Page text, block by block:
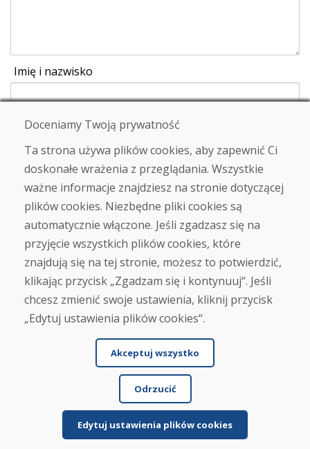
Imię i nazwisko
E-mail
Wysłać
Infolinia
+421 919 282 306
info@domivosport.pl
O nas
Blog
O nas
Sklep
Zakup
Sklep internetowy
Doceniamy Twoją prywatność
Ta strona używa plików cookies, aby zapewnić Ci
doskonałe wrażenia z przeglądania. Wszystkie
ważne informacje znajdziesz na stronie dotyczącej
plików cookies. Niezbędne pliki cookies są
automatycznie włączone. Jeśli zgadzasz się na
przyjęcie wszystkich plików cookies, które
znajdują się na tej stronie, możesz to potwierdzić,
klikając przycisk „Zgadzam się i kontynuuj“. Jeśli
chcesz zmienić swoje ustawienia, kliknij przycisk
„Edytuj ustawienia plików cookies“.
Akceptuj wszystko
Odrzucić
Edytuj ustawienia plików cookies